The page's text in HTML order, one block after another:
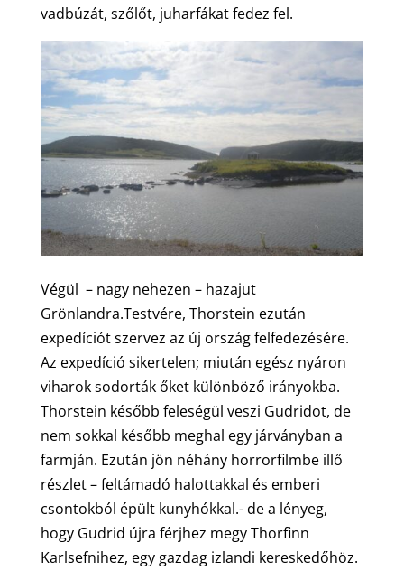
vadbúzát, szőlőt, juharfákat fedez fel.
Végül – nagy nehezen – hazajut
Grönlandra.Testvére, Thorstein ezután
expedíciót szervez az új ország felfedezésére.
Az expedíció sikertelen; miután egész nyáron
viharok sodorták őket különböző irányokba.
Thorstein később feleségül veszi Gudridot, de
nem sokkal később meghal egy járványban a
farmján. Ezután jön néhány horrorfilmbe illő
részlet – feltámadó halottakkal és emberi
csontokból épült kunyhókkal.- de a lényeg,
hogy Gudrid újra férjhez megy Thorfinn
Karlsefnihez, egy gazdag izlandi kereskedőhöz.